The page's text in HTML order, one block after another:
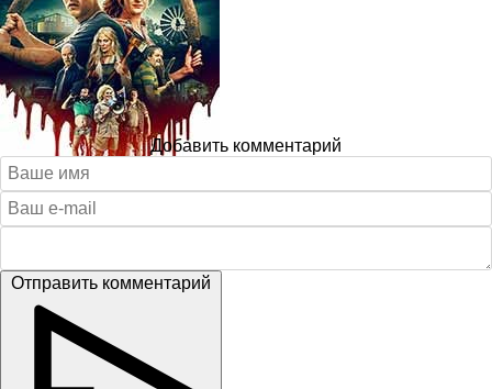
Добавить комментарий
Отправить комментарий